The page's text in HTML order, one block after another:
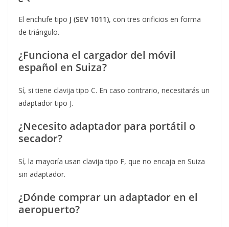
El enchufe tipo J (SEV 1011), con tres orificios en forma
de triángulo.
¿Funciona el cargador del móvil
español en Suiza?
Sí, si tiene clavija tipo C. En caso contrario, necesitarás un
adaptador tipo J.
¿Necesito adaptador para portátil o
secador?
Sí, la mayoría usan clavija tipo F, que no encaja en Suiza
sin adaptador.
¿Dónde comprar un adaptador en el
aeropuerto?